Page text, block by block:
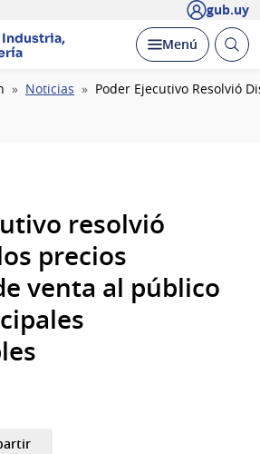
gub.uy
Desplegar
Menú Abrir
Noticias Poder Ejecutivo Resolvió
resolvió
precios
venta al público